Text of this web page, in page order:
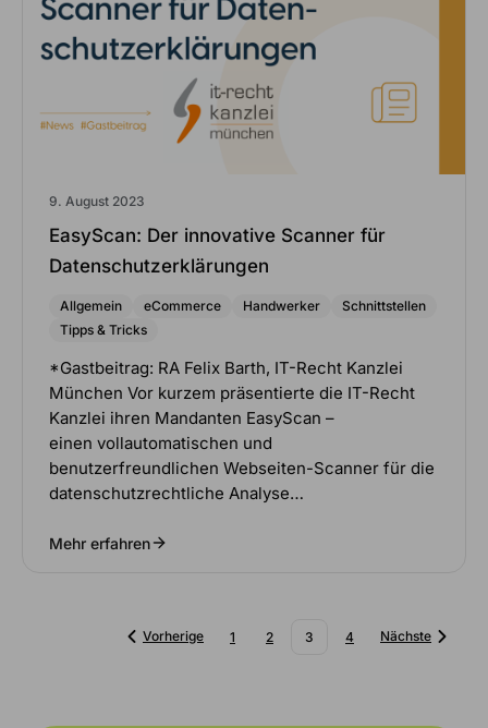
9. August 2023
EasyScan: Der innovative Scanner für
Datenschutzerklärungen
Allgemein eCommerce Handwerker
Schnittstellen
Tipps & Tricks
*Gastbeitrag: RA Felix Barth, IT-Recht Kanzlei
München Vor kurzem präsentierte die IT-Recht
Kanzlei ihren Mandanten EasyScan –
einen vollautomatischen und
benutzerfreundlichen Webseiten-Scanner für die
datenschutzrechtliche Analyse…
Mehr erfahren
Vorherige 1 2 3 4 Nächste